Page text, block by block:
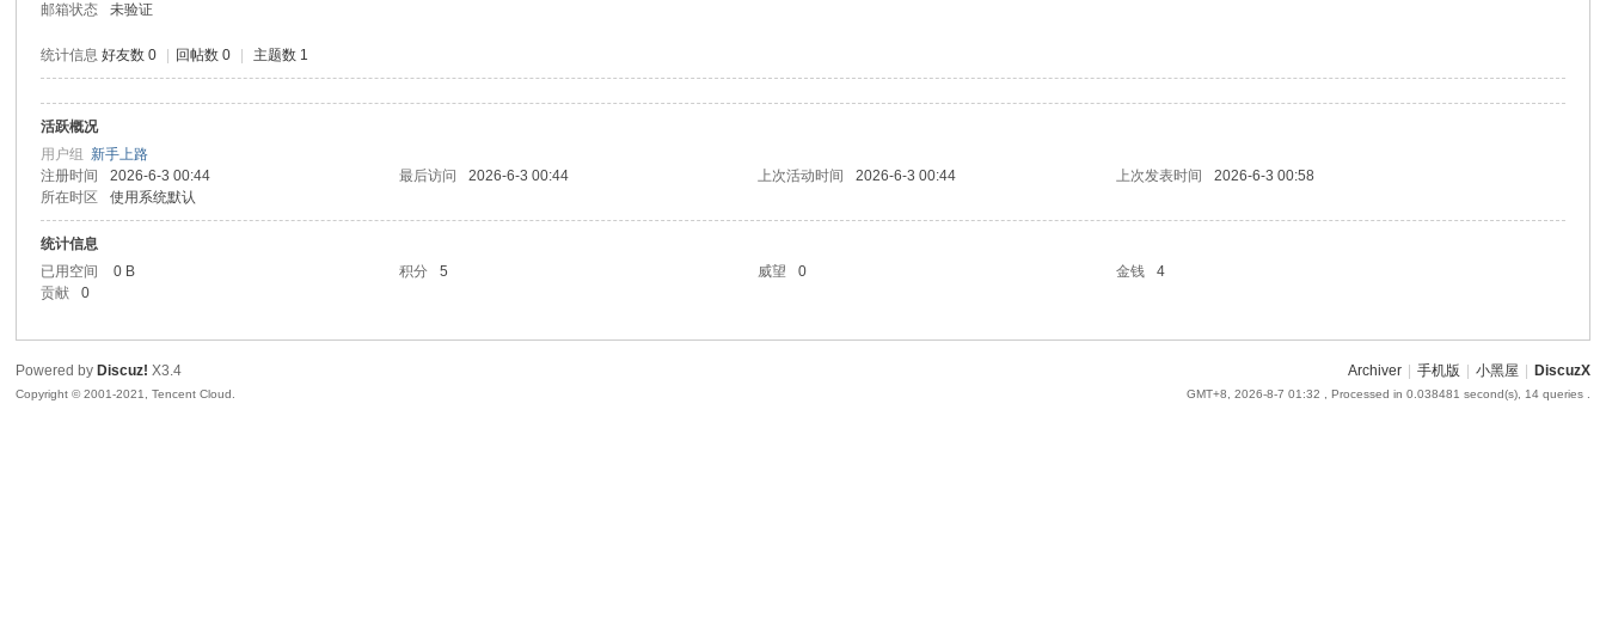
uz!
邮箱状态
未验证
统计信息 好友数 0 回帖数 0 主题数 1
活跃概况
用户组新手上路
注册时间
2026-6-3 00:44 最后访问 2026-6-3 00:44 上次活动时间 2026-6-3 00:44 上次发表时间
2026-6-3 00:58
所在时区
使用系统默认
统计信息
已用空间
0 B 积分 5 威望 0 金钱
4
贡献
0
Archiver 手机版 小黑屋 DiscuzX
GMT+8, 2026-8-7 01:32 , Processed in 0.038481 second(s), 14 queries .
Powered by Discuz! X3.4
Copyright © 2001-2021, Tencent Cloud.